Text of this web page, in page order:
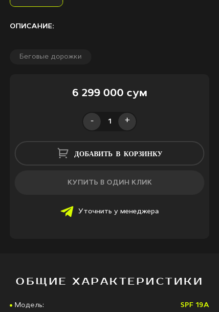
Беговые дорожки
ОПИСАНИЕ:
6 299 000 сум
- +
Уточнить у менеджера
ДОБАВИТЬ В КОРЗИНКУ
КУПИТЬ В ОДИН КЛИК
ОБЩИЕ ХАРАКТЕРИСТИКИ
Модель: SPF 19A